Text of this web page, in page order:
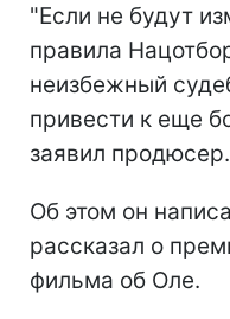
"Если не будут
правила
неизбежный
привести к еще
заявил продюсер.
Об этом он
рассказал о
фильма об Оле.